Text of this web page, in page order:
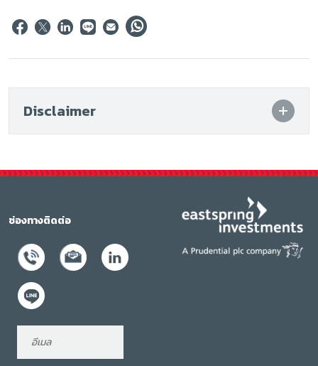
Disclaimer
ช่องทางติดต่อ